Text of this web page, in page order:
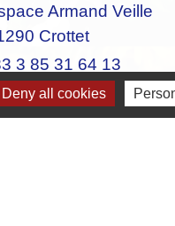
Armand Veille
Crottet
3 85 31 64 13
all cookies